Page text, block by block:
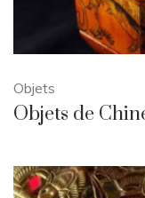
Objets
Objets de